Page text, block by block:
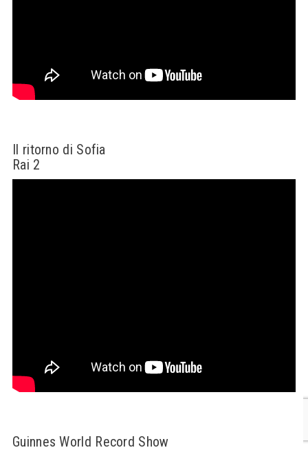
Il ritorno di Sofia
Rai 2
Guinnes World Record Show